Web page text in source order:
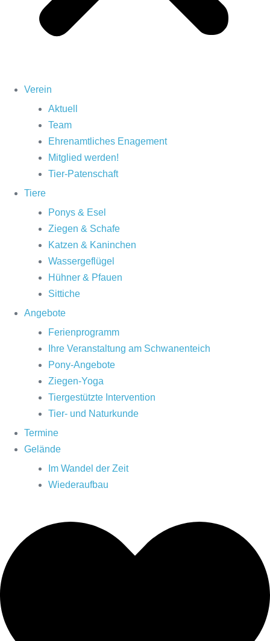
Verein
Aktuell
Team
Ehrenamtliches Enagement
Mitglied werden!
Tier-Patenschaft
Tiere
Ponys & Esel
Ziegen & Schafe
Katzen & Kaninchen
Wassergeflügel
Hühner & Pfauen
Sittiche
Angebote
Ferienprogramm
Ihre Veranstaltung am Schwanenteich
Pony-Angebote
Ziegen-Yoga
Tiergestützte Intervention
Tier- und Naturkunde
Termine
Gelände
Im Wandel der Zeit
Wiederaufbau